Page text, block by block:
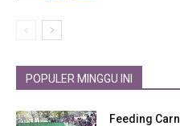
POPULER MINGGU INI
Feeding